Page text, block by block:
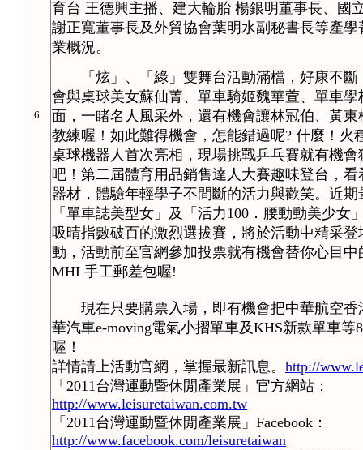
6
育台 王德興主播、建大輪胎 楊銀明董事長、國
謝正寬董事長及外貿協會葉明水副秘書長等產
業概況。
「炫」、「綠」雙舞台活動滿檔，好康不斷
會與桌球美女蘇仙菁、單車騎姬魏華萱、單車
面，一睹名人風采外，還有機會讓林冠伯、黃
教練喔！如此難得機會，怎能錯過呢? 什麼！
桌球機器人首次亮相，現場挑戰乒乓賽就有機
吧！第二屆體育用品銷售達人大賽趣味登台，
器材，體驗年輕學子不間斷的活力與歡笑。近
「單車誌美型女」及「活力100．腰動動美少
吸晴指數破百的激烈選拔賽，將於活動中精采
動，活動前至官網參加投票就有機會替你心目
MHL手工郵差包喔!
現在只要購票入場，即有機會把中華航空香
華汽車e-moving電氣小摺單車及KHS新款單車
喔！
詳情請上活動官網，掌握最新訊息。 http://
「2011台灣運動暨休閒產業展」官方網站：
http://www.leisuretaiwan.com.tw
「2011台灣運動暨休閒產業展」Facebook：
http://www.facebook.com/leisuretaiwan